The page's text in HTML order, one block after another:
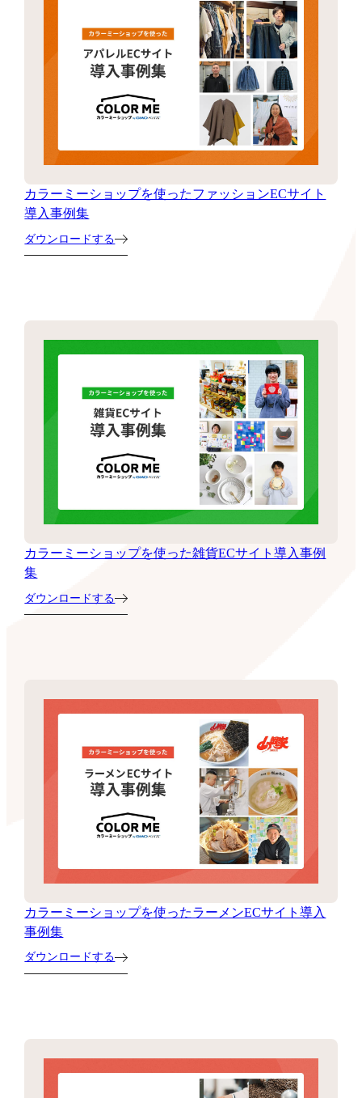
カラーミーショップを使ったファッションECサイト
導入事例集
カラーミーショップを使った雑貨ECサイト導入事例
集
カラーミーショップを使ったラーメンECサイト導入
事例集